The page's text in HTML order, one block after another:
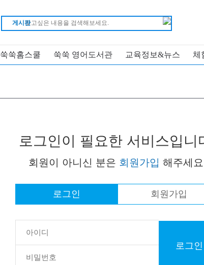
게시판
쑥쑥홈스쿨 쑥쑥 영어도서관 교육정보&뉴스 체
로그인이 필요한 서비스입니
회원이 아니신 분은 회원가입 해주세
로그인 회원가입
로그인